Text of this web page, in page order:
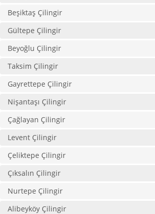
Beşiktaş Çilingir
Gültepe Çilingir
Beyoğlu Çilingir
Taksim Çilingir
Gayrettepe Çilingir
Nişantaşı Çilingir
Çağlayan Çilingir
Levent Çilingir
Çeliktepe Çilingir
Çıksalın Çilingir
Nurtepe Çilingir
Alibeyköy Çilingir